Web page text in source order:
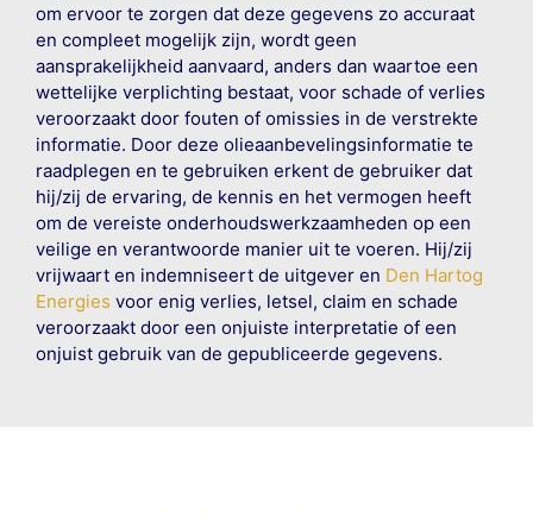
om ervoor te zorgen dat deze gegevens zo accuraat
en compleet mogelijk zijn, wordt geen
aansprakelijkheid aanvaard, anders dan waartoe een
wettelijke verplichting bestaat, voor schade of verlies
veroorzaakt door fouten of omissies in de verstrekte
informatie. Door deze olieaanbevelingsinformatie te
raadplegen en te gebruiken erkent de gebruiker dat
hij/zij de ervaring, de kennis en het vermogen heeft
om de vereiste onderhoudswerkzaamheden op een
veilige en verantwoorde manier uit te voeren. Hij/zij
vrijwaart en indemniseert de uitgever en Den Hartog
Energies voor enig verlies, letsel, claim en schade
veroorzaakt door een onjuiste interpretatie of een
onjuist gebruik van de gepubliceerde gegevens.